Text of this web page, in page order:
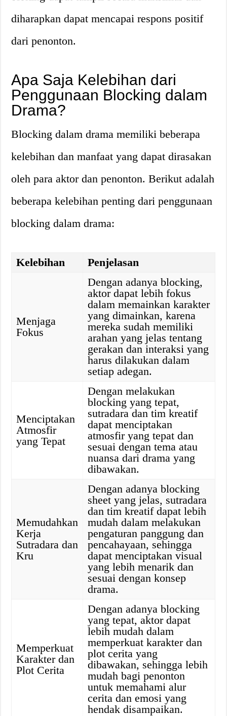
diharapkan dapat mencapai respons positif
dari penonton.
Apa Saja Kelebihan dari
Penggunaan Blocking dalam
Drama?
Blocking dalam drama memiliki beberapa
kelebihan dan manfaat yang dapat dirasakan
oleh para aktor dan penonton. Berikut adalah
beberapa kelebihan penting dari penggunaan
blocking dalam drama:
Kelebihan Penjelasan
Menjaga
Fokus
Dengan adanya blocking,
aktor dapat lebih fokus
dalam memainkan karakter
yang dimainkan, karena
mereka sudah memiliki
arahan yang jelas tentang
gerakan dan interaksi yang
harus dilakukan dalam
setiap adegan.
Menciptakan
Atmosfir
yang Tepat
Dengan melakukan
blocking yang tepat,
sutradara dan tim kreatif
dapat menciptakan
atmosfir yang tepat dan
sesuai dengan tema atau
nuansa dari drama yang
dibawakan.
Memudahkan
Kerja
Sutradara dan
Kru
Dengan adanya blocking
sheet yang jelas, sutradara
dan tim kreatif dapat lebih
mudah dalam melakukan
pengaturan panggung dan
pencahayaan, sehingga
dapat menciptakan visual
yang lebih menarik dan
sesuai dengan konsep
drama.
Memperkuat
Karakter dan
Plot Cerita
Dengan adanya blocking
yang tepat, aktor dapat
lebih mudah dalam
memperkuat karakter dan
plot cerita yang
dibawakan, sehingga lebih
mudah bagi penonton
untuk memahami alur
cerita dan emosi yang
hendak disampaikan.